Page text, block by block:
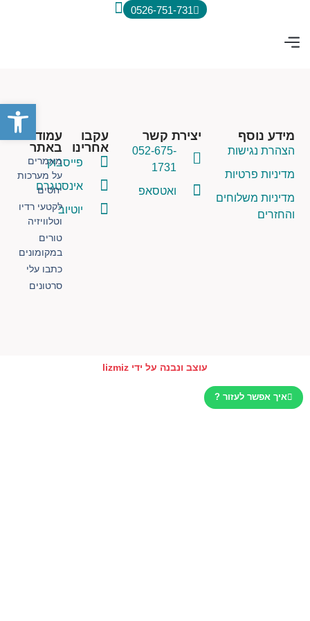
0526-751-731
עמודים
באתר
מאמרים
על מערכות
יחסים
לקטעי רדיו
וטלוויזיה
טורים
במקומונים
כתבו עלי
סרטונים
עקבו
אחרינו
פייסבוק
אינסטגרם
יוטיוב
יצירת קשר
052-675-
1731
ואטסאפ
מידע נוסף
הצהרת נגישות
מדיניות פרטיות
מדיניות משלוחים
והחזרים
עוצב ונבנה על ידי lizmiz
איך אפשר לעזור ?
פתח